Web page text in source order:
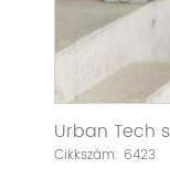
Urban Tech
Cikkszám: 6423